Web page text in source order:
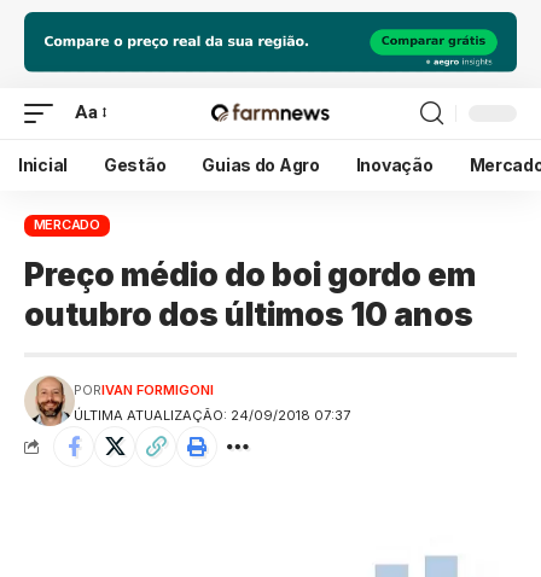
Aa
Inicial Gestão Guias do Agro Inovação
MERCADO
Preço médio do boi gordo em
outubro dos últimos 10 anos
ÚLTIMA ATUALIZAÇÃO: 24/09/2018 07:37
PORIVAN FORMIGONI